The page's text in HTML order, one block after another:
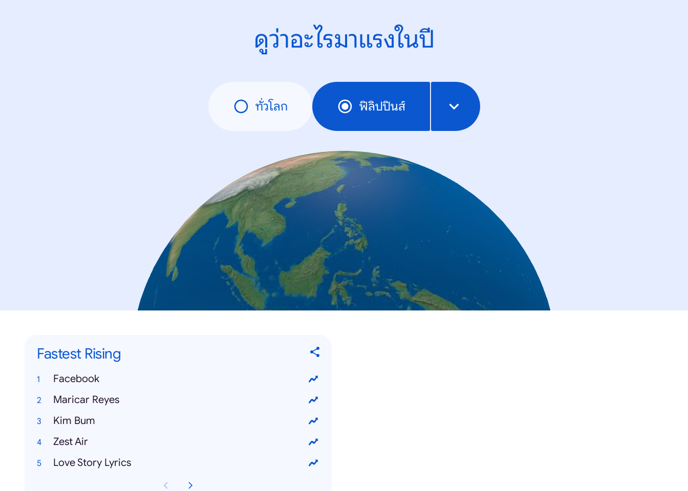
ดูว่าอะไรมาแรงในปี
ทั่วโลก ฟิลิปปินส์
Fastest Rising
Facebook
Maricar Reyes
Kim Bum
Zest Air
Love Story Lyrics